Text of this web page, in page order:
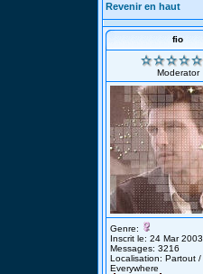
Revenir en haut
fio
Moderator
Genre:
Inscrit le: 24 Mar 2003
Messages: 3216
Localisation: Partout /
Everywhere